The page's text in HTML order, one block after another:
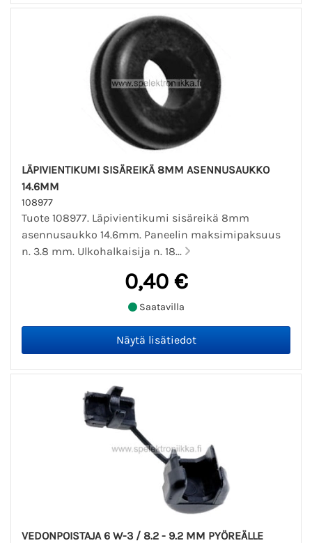
LÄPIVIENTIKUMI SISÄREIKÄ 8MM ASENNUSAUKKO
14.6MM
108977
Tuote 108977. Läpivientikumi sisäreikä 8mm
asennusaukko 14.6mm. Paneelin maksimipaksuus
n. 3.8 mm. Ulkohalkaisija n. 18...
0,40 €
Saatavilla
VEDONPOISTAJA 6 W-3 / 8.2 - 9.2 MM PYÖREÄLLE